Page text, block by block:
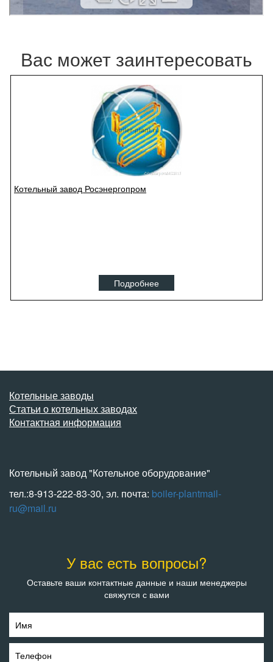
Вас может заинтересовать
Котельный завод Росэнергопром
Подробнее
Котельные заводы
Статьи о котельных заводах
Контактная информация
Котельный завод "Котельное оборудование"
тел.:8-913-222-83-30, эл. почта: boiler-plantmail-
ru@mail.ru
У вас есть вопросы?
Оставьте ваши контактные данные и наши менеджеры
свяжутся с вами
Имя
Телефон